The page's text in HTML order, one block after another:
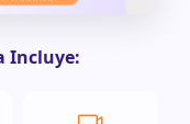
Incluye: